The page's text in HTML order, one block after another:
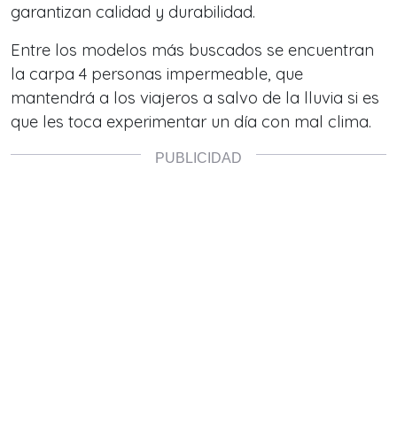
garantizan calidad y durabilidad.
Entre los modelos más buscados se encuentran
la carpa 4 personas impermeable, que
mantendrá a los viajeros a salvo de la lluvia si es
que les toca experimentar un día con mal clima.